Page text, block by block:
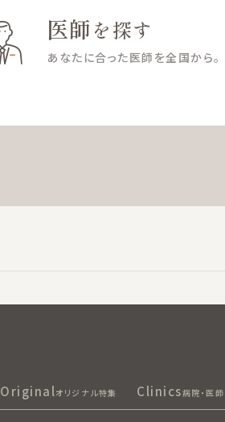
医師 を探す
あなたに合った医師を全国から。
Originalオリジナル特集 Clinics病院・医